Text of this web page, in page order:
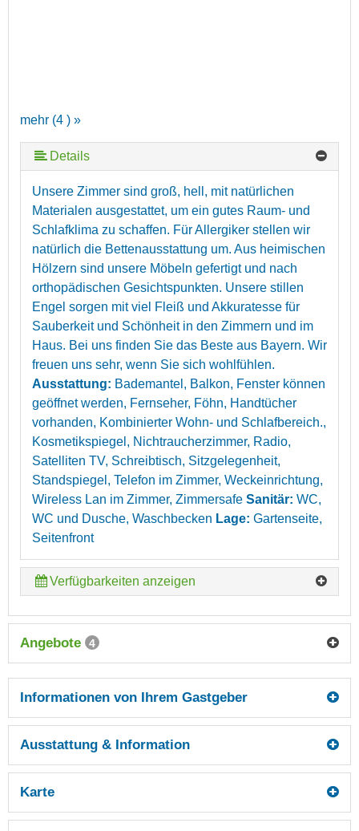
mehr (4 ) »
Details
Unsere Zimmer sind groß, hell, mit natürlichen
Materialen ausgestattet, um ein gutes Raum- und
Schlafklima zu schaffen. Für Allergiker stellen wir
natürlich die Bettenausstattung um. Aus heimischen
Hölzern sind unsere Möbeln gefertigt und nach
orthopädischen Gesichtspunkten. Unsere stillen
Engel sorgen mit viel Fleiß und Akkuratesse für
Sauberkeit und Schönheit in den Zimmern und im
Haus. Bei uns finden Sie das Beste aus Bayern. Wir
freuen uns sehr, wenn Sie sich wohlfühlen.
Ausstattung: Bademantel, Balkon, Fenster können
geöffnet werden, Fernseher, Föhn, Handtücher
vorhanden, Kombinierter Wohn- und Schlafbereich.,
Kosmetikspiegel, Nichtraucherzimmer, Radio,
Satelliten TV, Schreibtisch, Sitzgelegenheit,
Standspiegel, Telefon im Zimmer, Weckeinrichtung,
Wireless Lan im Zimmer, Zimmersafe Sanitär: WC,
WC und Dusche, Waschbecken Lage: Gartenseite,
Seitenfront
Verfügbarkeiten anzeigen
Angebote 4
Informationen von Ihrem Gastgeber
Ausstattung & Information
Karte